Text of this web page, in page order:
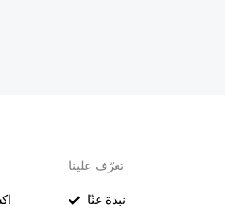
تعرّف علينا
نبذة عنّا